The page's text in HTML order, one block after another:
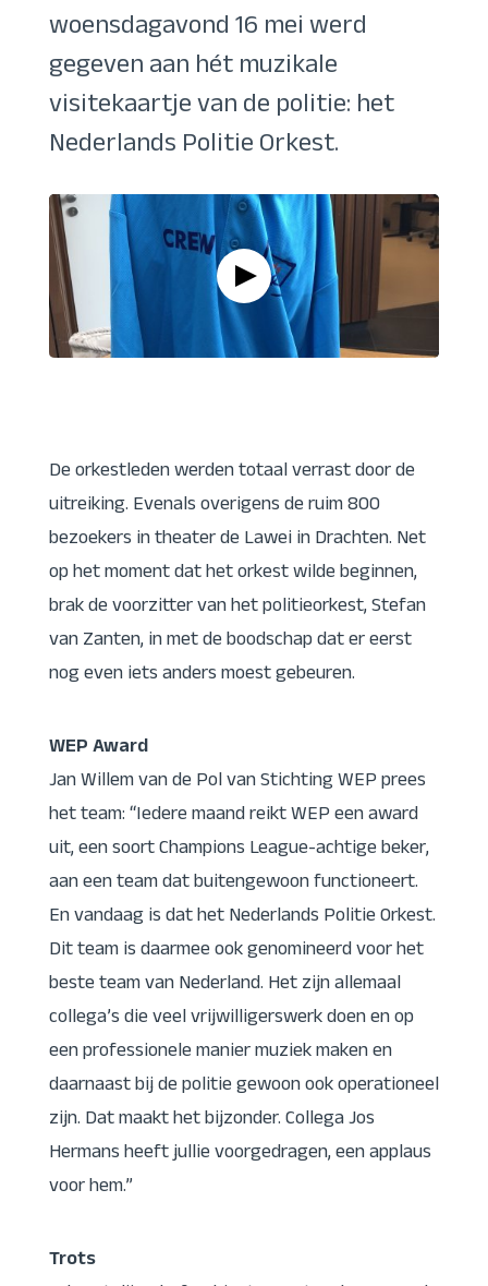
woensdagavond 16 mei werd
gegeven aan hét muzikale
visitekaartje van de politie: het
Nederlands Politie Orkest.
De orkestleden werden totaal verrast door de
uitreiking. Evenals overigens de ruim 800
bezoekers in theater de Lawei in Drachten. Net
op het moment dat het orkest wilde beginnen,
brak de voorzitter van het politieorkest, Stefan
van Zanten, in met de boodschap dat er eerst
nog even iets anders moest gebeuren.
WEP Award
Jan Willem van de Pol van Stichting WEP prees
het team: “Iedere maand reikt WEP een award
uit, een soort Champions League-achtige beker,
aan een team dat buitengewoon functioneert.
En vandaag is dat het Nederlands Politie Orkest.
Dit team is daarmee ook genomineerd voor het
beste team van Nederland. Het zijn allemaal
collega’s die veel vrijwilligerswerk doen en op
een professionele manier muziek maken en
daarnaast bij de politie gewoon ook operationeel
zijn. Dat maakt het bijzonder. Collega Jos
Hermans heeft jullie voorgedragen, een applaus
voor hem.”
Trots